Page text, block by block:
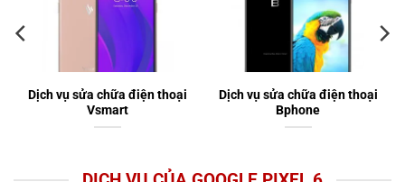
Dịch vụ sửa chữa điện thoại
Vsmart
Dịch vụ sửa chữa điện thoại
Bphone